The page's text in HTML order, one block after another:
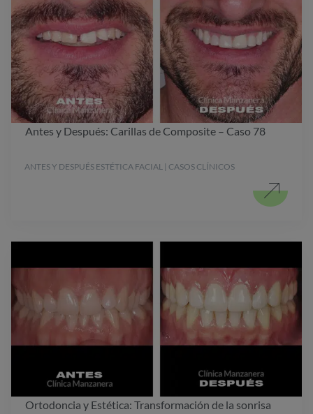
Antes y Después: Carillas de Composite – Caso 78
ANTES Y DESPUÉS ESTÉTICA FACIAL | CASOS CLÍNICOS
Ortodoncia y Estética: Transformación de la sonrisa